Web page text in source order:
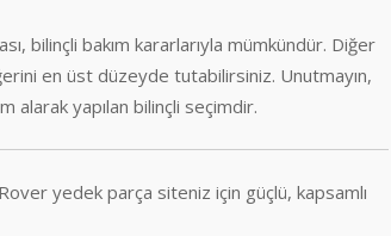
bilinçli bakım kararlarıyla mümkündür. Diğer
en üst düzeyde tutabilirsiniz. Unutmayın,
alarak yapılan bilinçli seçimdir.
yedek parça siteniz için güçlü, kapsamlı